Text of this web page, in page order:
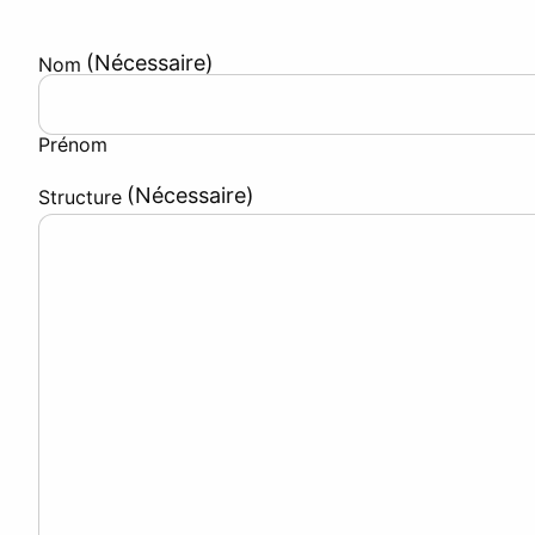
Nom (Nécessaire)
Prénom
Structure (Nécessaire)